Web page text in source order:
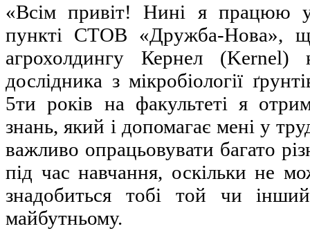
«Всім привіт! Нині я працюю у
пункті СТОВ «Дружба-Нова»,
агрохолдингу Кернел (Kernel)
дослідника з мікробіології
5ти років на факультеті я
знань, який і допомагає мені у
важливо опрацьовувати багато
під час навчання, оскільки не
знадобиться тобі той чи
майбутньому.